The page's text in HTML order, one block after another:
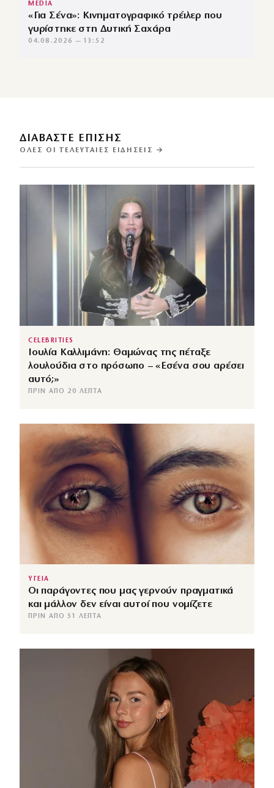
MEDIA
«Για Σένα»: Κινηματογραφικό τρέιλερ που
γυρίστηκε στη Δυτική Σαχάρα
04.08.2026 — 13:52
ΔΙΑΒΑΣΤΕ ΕΠΙΣΗΣ
ΌΛΕΣ ΟΙ ΤΕΛΕΥΤΑΊΕΣ ΕΙΔΉΣΕΙΣ →
CELEBRITIES
Ιουλία Καλλιμάνη: Θαμώνας της πέταξε
λουλούδια στο πρόσωπο – «Εσένα σου αρέσει
αυτό;»
ΠΡΙΝ ΑΠΌ 20 ΛΕΠΤΆ
ΥΓΕΙΑ
Οι παράγοντες που μας γερνούν πραγματικά
και μάλλον δεν είναι αυτοί που νομίζετε
ΠΡΙΝ ΑΠΌ 51 ΛΕΠΤΆ